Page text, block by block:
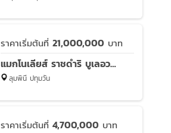
ราคาเริ่มต้นที่ 21,000,000 บาท
แมกโนเลียส์ ราชดำริ บูเลอวาร์ด
ลุมพินี ปทุมวัน
ราคาเริ่มต้นที่ 4,700,000 บาท